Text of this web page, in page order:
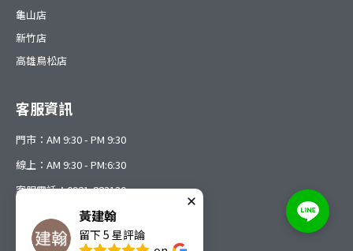
龜山店
新竹店
高雄鳥松店
客服資訊
門市：AM 9:30 - PM 9:30
線上：AM 9:30 - PM:6:30
客服電話：0921-883130
黃建翰
留下 5 星評論